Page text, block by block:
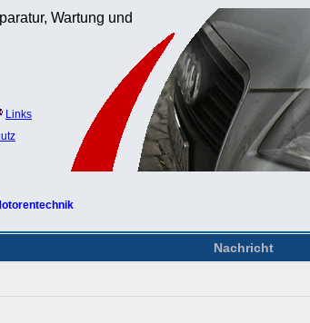
Wartung und
Links
Nachricht